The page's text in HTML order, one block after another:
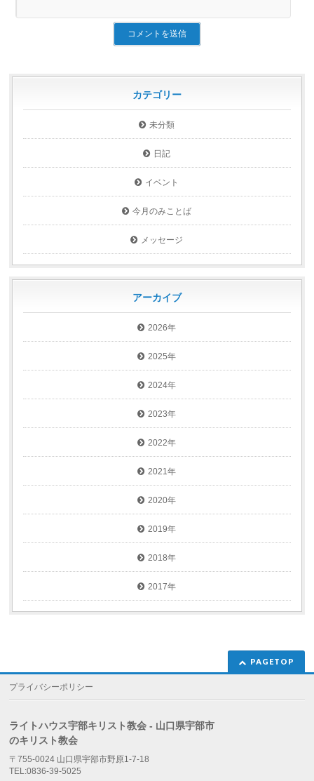
カテゴリー
未分類
日記
イベント
今月のみことば
メッセージ
アーカイブ
2026年
2025年
2024年
2023年
2022年
2021年
2020年
2019年
2018年
2017年
PAGETOP
プライバシーポリシー
ライトハウス宇部キリスト教会 - 山口県宇部市
のキリスト教会
〒755-0024 山口県宇部市野原1-7-18
TEL:0836-39-5025